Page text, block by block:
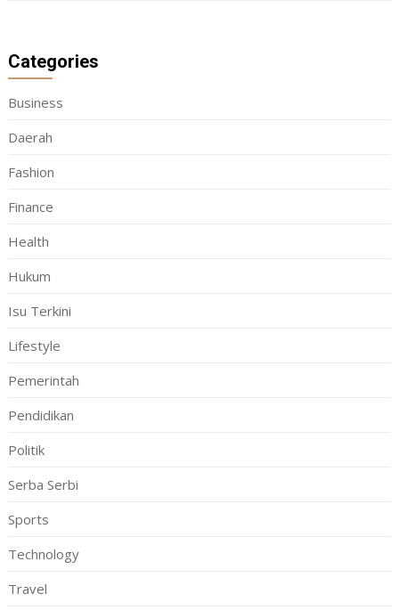
Categories
Business
Daerah
Fashion
Finance
Health
Hukum
Isu Terkini
Lifestyle
Pemerintah
Pendidikan
Politik
Serba Serbi
Sports
Technology
Travel